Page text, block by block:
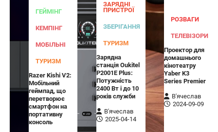
ГЕЙМІНГ
КЕМПІНГ
МОБІЛЬНІ
ТУРИЗМ
Razer Kishi V2:
Мобільний
геймпад, що
перетворює
смартфон на
портативну
консоль
ЗАРЯДНІ
ПРИСТРОЇ
ЗБЕРІГАННЯ
ТУРИЗМ
Зарядна
станція Oukitel
P2001E Plus:
Потужність
2400 Вт і до 10
років служби
В'ячеслав
2025-04-14
РОЗВАГИ
ТЕЛЕВІЗОРИ
Проектор для
домашнього
кінотеатру
Yaber K3
Series Premier
В'ячеслав
2024-09-09
ГЕЙМІНГ
Бездротовий контролер 8BitDo Lite
SE 2.4G для Xbox
В'ячеслав 2024-09-03
8BitDo Lite SE 2.4G — це компактний
бездротовий контролер, розроблений
спеціально для Xbox. Завдяки своєму…
АУДІО КОЛОНКИ
Бездротова колонка LG XBOOM Go
XG2T